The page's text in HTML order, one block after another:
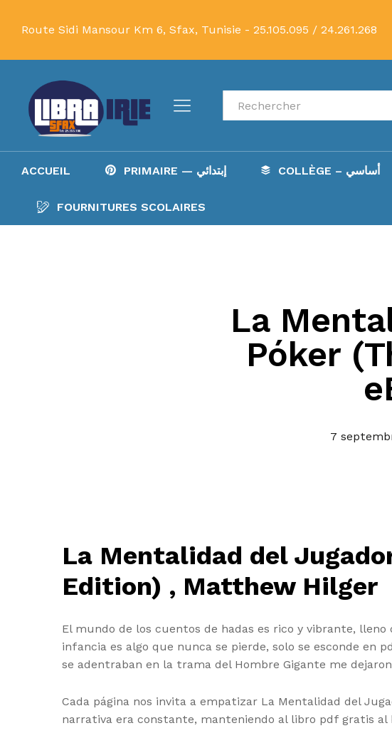
Route Sidi Mansour Km 6, Sfax, Tunisie - 25.105.095 / 24.261.268
Recherche
ACCUEIL PRIMAIRE — إبتدائي COLLÈGE – أساسي
FOURNITURES SCOLAIRES
La
Póker
7
La Mentalidad del
Edition) , Matthew Hilger
El mundo de los cuentos de hadas es rico y vibrante,
infancia es algo que nunca se pierde, solo se esconde en
se adentraban en la trama del Hombre Gigante me
Cada página nos invita a empatizar La Mentalidad del
narrativa era constante, manteniendo al libro pdf gratis al